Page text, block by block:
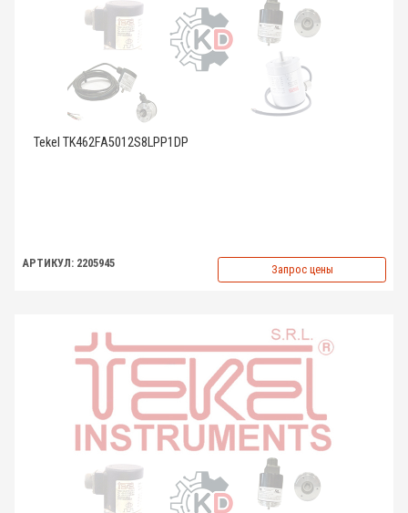
Tekel TK462FA5012S8LPP1DP
АРТИКУЛ: 2205945 Запрос цены